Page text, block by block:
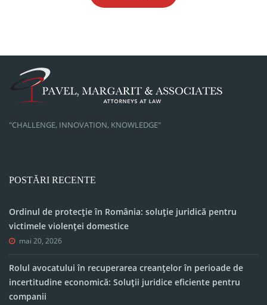
"CHALLENGE, INNOVATION, KNOWLEDGE"
POSTĂRI RECENTE
Ordinul de protecție în România: soluție juridică pentru
victimele violenței domestice
mai 20, 2026
Rolul avocatului în recuperarea creanțelor în perioade de
incertitudine economică: Soluții juridice eficiente pentru
companii